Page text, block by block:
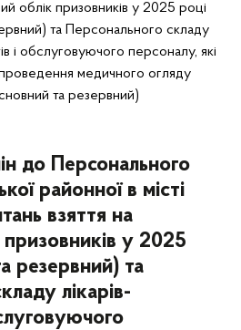
облік призовників у 2025 році
та Персонального складу
і обслуговуючого персоналу, які
медичного огляду
та резервний)
до Персонального
районної в місті
взяття на
призовників у 2025
резервний) та
лікарів-